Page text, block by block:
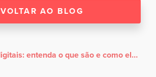
VOLTAR AO BLOG
Plataformas digitais: entenda o que são e como elas funcionam